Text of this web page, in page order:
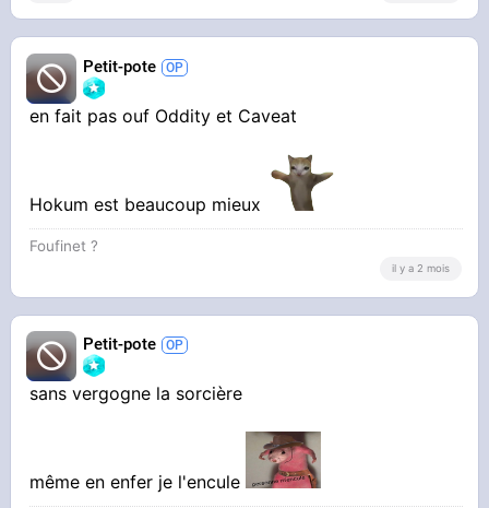
Petit-pote
en fait pas ouf Oddity et Caveat
Hokum est beaucoup mieux
Foufinet ?
il y a 2 mois
Petit-pote
sans vergogne la sorcière
même en enfer je l'encule